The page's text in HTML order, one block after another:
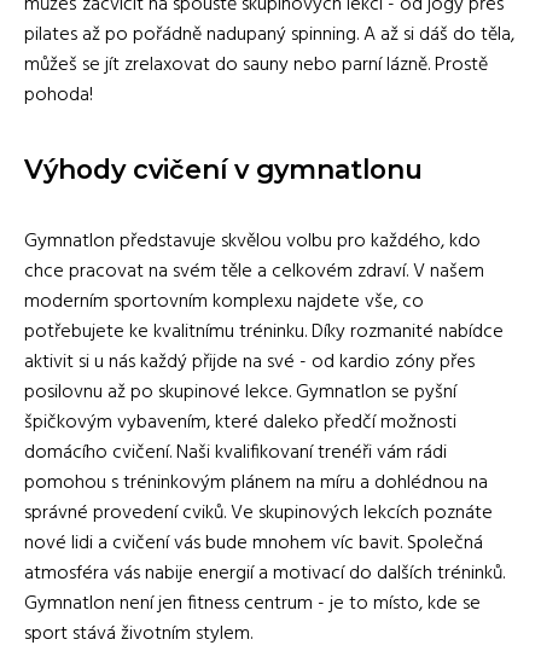
pilates až po pořádně nadupaný spinning. A až si dáš do těla,
můžeš se jít zrelaxovat do sauny nebo parní lázně. Prostě
pohoda!
Výhody cvičení v gymnatlonu
Gymnatlon představuje skvělou volbu pro každého, kdo
chce pracovat na svém těle a celkovém zdraví. V našem
moderním sportovním komplexu najdete vše, co
potřebujete ke kvalitnímu tréninku. Díky rozmanité nabídce
aktivit si u nás každý přijde na své - od kardio zóny přes
posilovnu až po skupinové lekce. Gymnatlon se pyšní
špičkovým vybavením, které daleko předčí možnosti
domácího cvičení. Naši kvalifikovaní trenéři vám rádi
pomohou s tréninkovým plánem na míru a dohlédnou na
správné provedení cviků. Ve skupinových lekcích poznáte
nové lidi a cvičení vás bude mnohem víc bavit. Společná
atmosféra vás nabije energií a motivací do dalších tréninků.
Gymnatlon není jen fitness centrum - je to místo, kde se
sport stává životním stylem.